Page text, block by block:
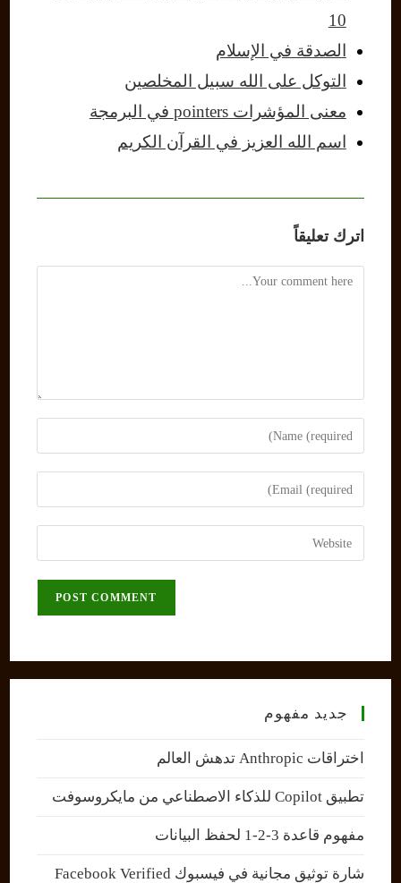
10
الصدقة في الإسلام
التوكل على الله سبيل المخلصين
معنى المؤشرات pointers في البرمجة
اسم الله العزيز في القرآن الكريم
اترك تعليقاً
Comment
Enter
your
name
comment
Enter
your
email
address
Enter
your
جديد مفهوم
اختراقات Anthropic تدهش العالم
تطبيق Copilot للذكاء الاصطناعي من مايكروسوفت
مفهوم قاعدة 3-2-1 لحفظ البيانات
شارة توثيق مجانية في فيسبوك Facebook Verified